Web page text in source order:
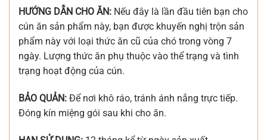
HƯỚNG DẪN CHO ĂN: Nếu đây là lần đầu tiên bạn cho
cún ăn sản phẩm này, bạn được khuyến nghị trộn sản
phẩm này với loại thức ăn cũ của chó trong vòng 7
ngày. Lượng thức ăn phụ thuộc vào thể trạng và tình
trạng hoạt động của cún.
BẢO QUẢN: Để nơi khô ráo, tránh ánh nắng trực tiếp.
Đóng kín miệng gói sau khi cho ăn.